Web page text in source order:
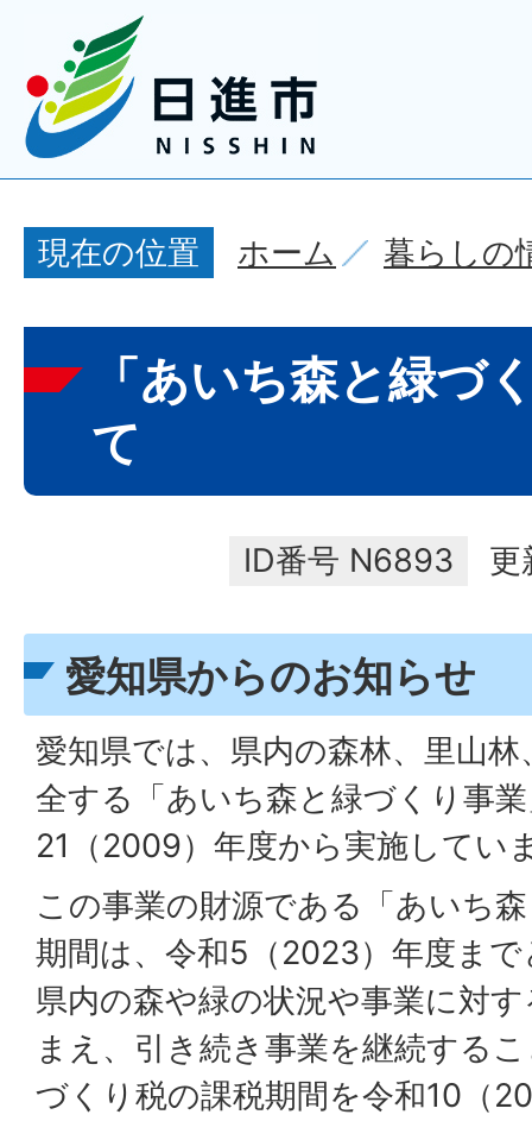
現在の位置 ホーム 暮らしの
「あいち森と緑づ
て
ID番号 N6893 更
愛知県からのお知らせ
愛知県では、県内の森林、里山
全する「あいち森と緑づくり事
21（2009）年度から実施してい
この事業の財源である「あいち
期間は、令和5（2023）年度ま
県内の森や緑の状況や事業に対
まえ、引き続き事業を継続する
づくり税の課税期間を令和10（